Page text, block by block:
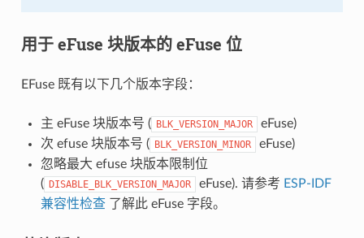
用于 eFuse 块版本的 eFuse 位
EFuse 既有以下几个版本字段：
主 eFuse 块版本号 ( BLK_VERSION_MAJOR
eFuse)
次 efuse 块版本号 ( BLK_VERSION_MINOR
eFuse)
忽略最大 efuse 块版本限制位
( DISABLE_BLK_VERSION_MAJOR eFuse). 请参考 ESP-IDF
兼容性检查了解此 eFuse 字段。